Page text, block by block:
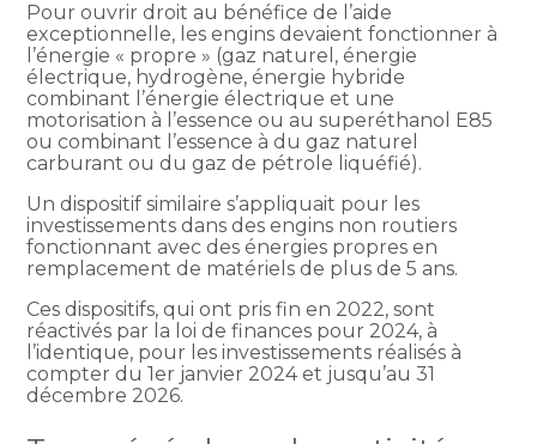
Pour ouvrir droit au bénéfice de l’aide
exceptionnelle, les engins devaient fonctionner à
l’énergie « propre » (gaz naturel, énergie
électrique, hydrogène, énergie hybride
combinant l’énergie électrique et une
motorisation à l’essence ou au superéthanol E85
ou combinant l’essence à du gaz naturel
carburant ou du gaz de pétrole liquéfié).
Un dispositif similaire s’appliquait pour les
investissements dans des engins non routiers
fonctionnant avec des énergies propres en
remplacement de matériels de plus de 5 ans.
Ces dispositifs, qui ont pris fin en 2022, sont
réactivés par la loi de finances pour 2024, à
l’identique, pour les investissements réalisés à
compter du 1er janvier 2024 et jusqu’au 31
décembre 2026.